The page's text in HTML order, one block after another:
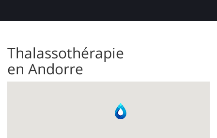
Thalassothérapie
en Andorre